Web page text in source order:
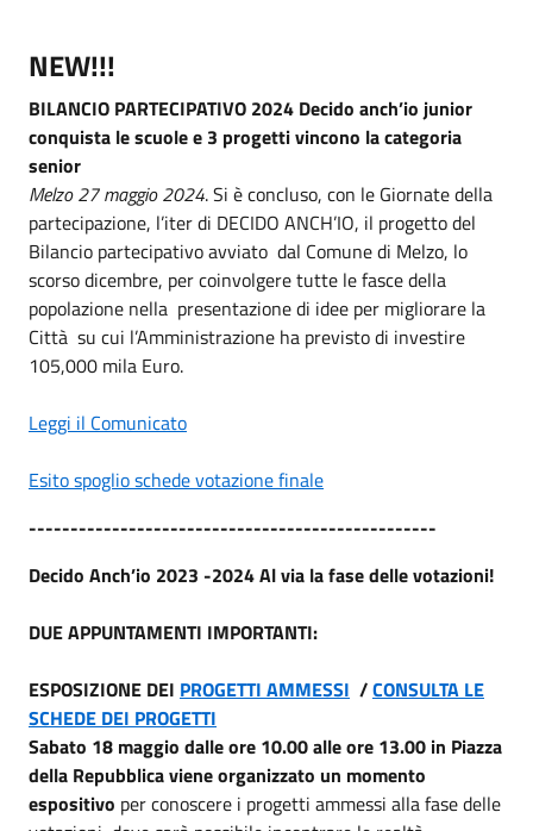
NEW!!!
BILANCIO PARTECIPATIVO 2024 Decido anch’io junior
conquista le scuole e 3 progetti vincono la categoria
senior
Melzo 27 maggio 2024. Si è concluso, con le Giornate della
partecipazione, l’iter di DECIDO ANCH’IO, il progetto del
Bilancio partecipativo avviato dal Comune di Melzo, lo
scorso dicembre, per coinvolgere tutte le fasce della
popolazione nella presentazione di idee per migliorare la
Città su cui l’Amministrazione ha previsto di investire
105,000 mila Euro.
Leggi il Comunicato
Esito spoglio schede votazione finale
-------------------------------------------------
Decido Anch’io 2023 -2024 Al via la fase delle votazioni!
DUE APPUNTAMENTI IMPORTANTI:
ESPOSIZIONE DEI PROGETTI AMMESSI /CONSULTA LE
SCHEDE DEI PROGETTI
Sabato 18 maggio dalle ore 10.00 alle ore 13.00 in Piazza
della Repubblica viene organizzato un momento
espositivo per conoscere i progetti ammessi alla fase delle